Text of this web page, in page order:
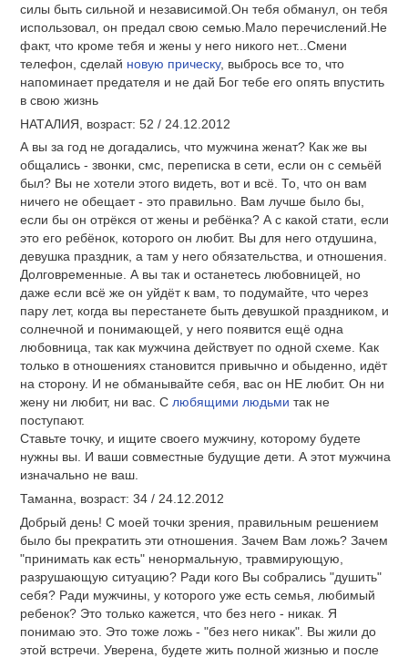
силы быть сильной и независимой.Он тебя обманул, он тебя
использовал, он предал свою семью.Мало перечислений.Не
факт, что кроме тебя и жены у него никого нет...Смени
телефон, сделай новую прическу, выбрось все то, что
напоминает предателя и не дай Бог тебе его опять впустить
в свою жизнь
НАТАЛИЯ, возраст: 52 / 24.12.2012
А вы за год не догадались, что мужчина женат? Как же вы
общались - звонки, смс, переписка в сети, если он с семьёй
был? Вы не хотели этого видеть, вот и всё. То, что он вам
ничего не обещает - это правильно. Вам лучше было бы,
если бы он отрёкся от жены и ребёнка? А с какой стати, если
это его ребёнок, которого он любит. Вы для него отдушина,
девушка праздник, а там у него обязательства, и отношения.
Долговременные. А вы так и останетесь любовницей, но
даже если всё же он уйдёт к вам, то подумайте, что через
пару лет, когда вы перестанете быть девушкой праздником, и
солнечной и понимающей, у него появится ещё одна
любовница, так как мужчина действует по одной схеме. Как
только в отношениях становится привычно и обыденно, идёт
на сторону. И не обманывайте себя, вас он НЕ любит. Он ни
жену ни любит, ни вас. С любящими людьми так не
поступают.
Ставьте точку, и ищите своего мужчину, которому будете
нужны вы. И ваши совместные будущие дети. А этот мужчина
изначально не ваш.
Таманна, возраст: 34 / 24.12.2012
Добрый день! С моей точки зрения, правильным решением
было бы прекратить эти отношения. Зачем Вам ложь? Зачем
"принимать как есть" ненормальную, травмирующую,
разрушающую ситуацию? Ради кого Вы собрались "душить"
себя? Ради мужчины, у которого уже есть семья, любимый
ребенок? Это только кажется, что без него - никак. Я
понимаю это. Это тоже ложь - "без него никак". Вы жили до
этой встречи. Уверена, будете жить полной жизнью и после